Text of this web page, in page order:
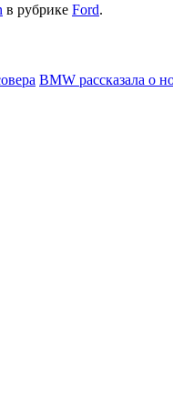
в рубрике Ford.
BMW рассказала о